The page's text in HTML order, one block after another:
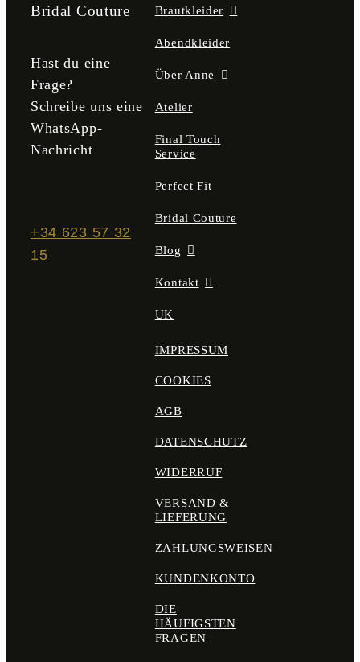
werden
Bridal Couture
Hast du eine
Frage?
Schreibe uns eine
WhatsApp-
Nachricht
+34 623 57 32
15
Brautkleider
Abendkleider
Über Anne
Atelier
Final Touch
Service
Perfect Fit
Bridal Couture
Blog
Kontakt
UK
IMPRESSUM
COOKIES
AGB
DATENSCHUTZ
WIDERRUF
VERSAND &
LIEFERUNG
ZAHLUNGSWEISEN
KUNDENKONTO
DIE
HÄUFIGSTEN
FRAGEN